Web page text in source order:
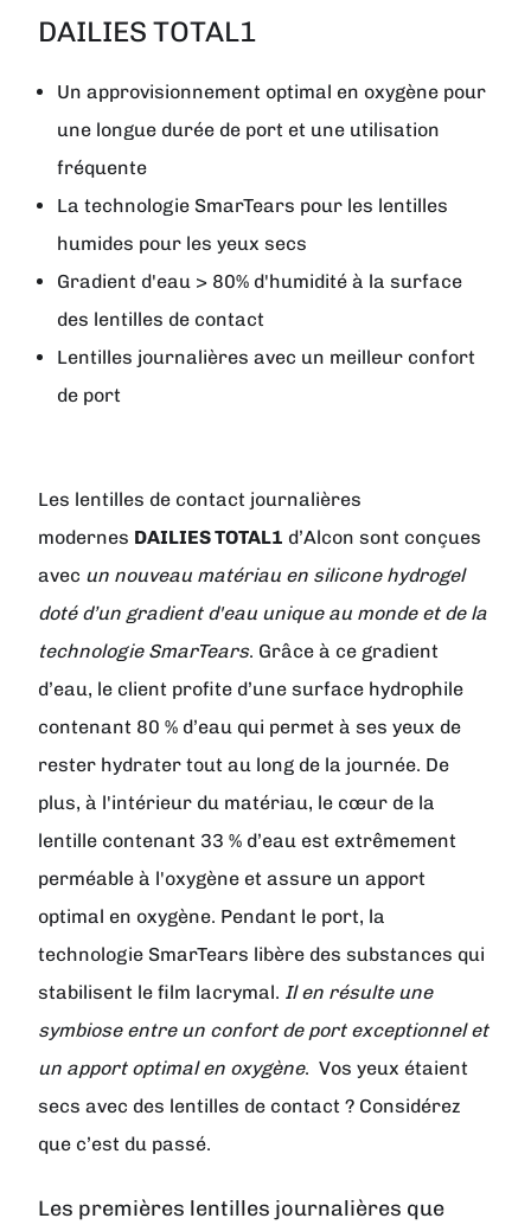
DAILIES TOTAL1
Un approvisionnement optimal en oxygène pour
une longue durée de port et une utilisation
fréquente
La technologie SmarTears pour les lentilles
humides pour les yeux secs
Gradient d'eau > 80% d'humidité à la surface
des lentilles de contact
Lentilles journalières avec un meilleur confort
de port
Les lentilles de contact journalières
modernes DAILIES TOTAL1 d’Alcon sont conçues
avec un nouveau matériau en silicone hydrogel
doté d’un gradient d'eau unique au monde et de la
technologie SmarTears. Grâce à ce gradient
d’eau, le client profite d’une surface hydrophile
contenant 80 % d’eau qui permet à ses yeux de
rester hydrater tout au long de la journée. De
plus, à l'intérieur du matériau, le cœur de la
lentille contenant 33 % d’eau est extrêmement
perméable à l'oxygène et assure un apport
optimal en oxygène. Pendant le port, la
technologie SmarTears libère des substances qui
stabilisent le film lacrymal. Il en résulte une
symbiose entre un confort de port exceptionnel et
un apport optimal en oxygène. Vos yeux étaient
secs avec des lentilles de contact ? Considérez
que c’est du passé.
Les premières lentilles journalières que